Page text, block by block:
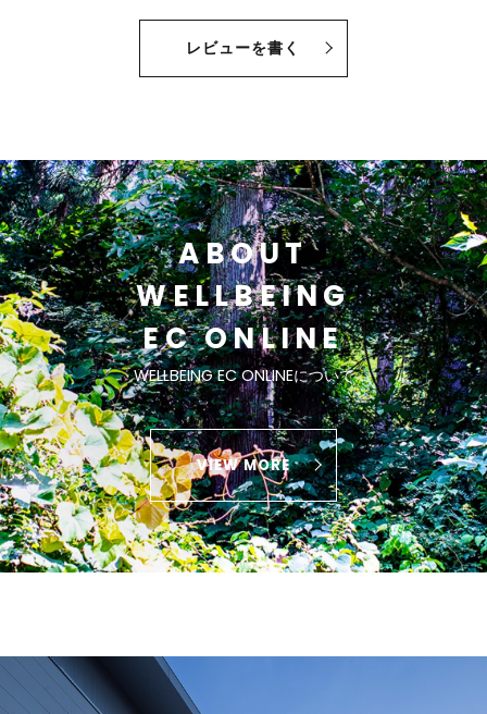
レビューを書く
ABOUT
WELLBEING
EC ONLINE
WELLBEING EC ONLINEについて
VIEW MORE